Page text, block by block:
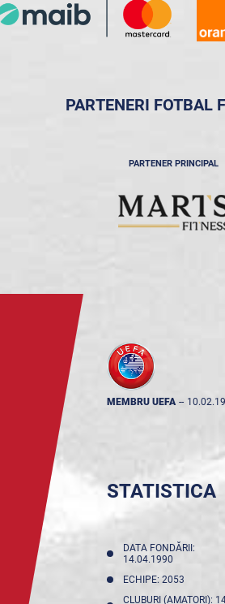
PARTENERI FOTBAL
PARTENER PRINCIPAL
MEMBRU UEFA --
STATISTICA
DATA FONDĂRII:
14.04.1990
ECHIPE: 2053
CLUBURI (AMATORI):